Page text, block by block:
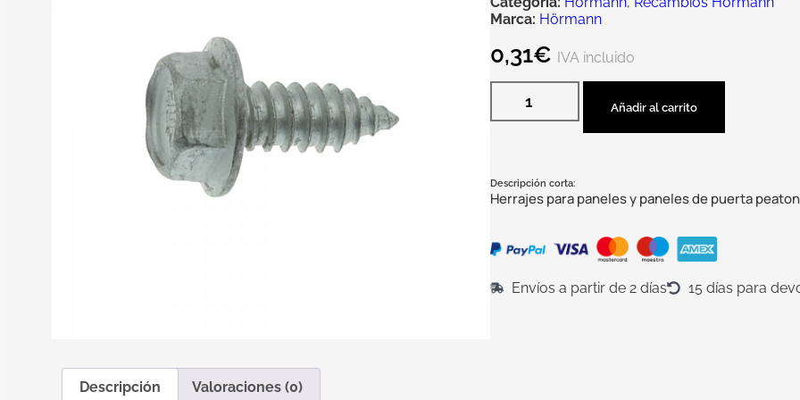
Marca: Hörmann
0,31€ IVA incluido
Añadir al carrito
Descripción corta:
Herrajes para paneles y paneles de puerta
Envíos a partir de 2 días 15 días para
Descripción Valoraciones (0)